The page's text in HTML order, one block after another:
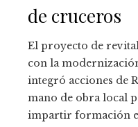
de cruceros
El proyecto de
con la
integró acciones de
mano de obra local
impartir formación